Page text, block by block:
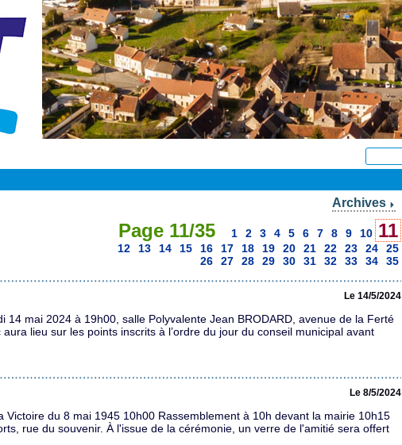
Archives
Page 11/35 1 2 3 4 5 6 7 8 9 10 11
12 13 14 15 16 17 18 19 20 21 22 23 24
25
26
27 28 29 30 31 32 33 34 35
Le 14/5/2024
14 mai 2024 à 19h00, salle Polyvalente Jean BRODARD, avenue de la Ferté
lieu sur les points inscrits à l’ordre du jour du conseil municipal avant
Le 8/5/2024
Victoire du 8 mai 1945 10h00 Rassemblement à 10h devant la mairie 10h15
rue du souvenir. À l'issue de la cérémonie, un verre de l'amitié sera offert